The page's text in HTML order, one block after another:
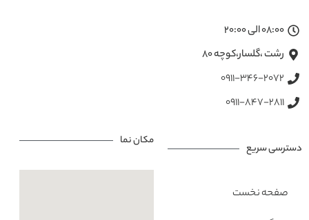
08:00 الی 20:00
رشت ،گلسار،کوچه ۸۰
0911-346-2072
0911-847-2811
دسترسی سریع
صفحه نخست
مکان نما